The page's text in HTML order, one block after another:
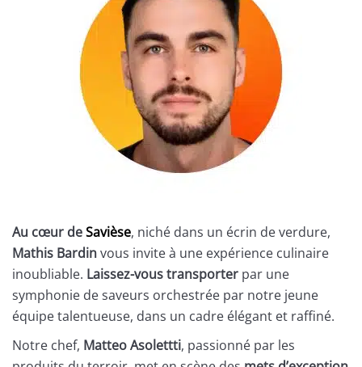
Au cœur deSavièse, niché dans un écrin de verdure,
Mathis Bardinvous invite à une expérience culinaire
inoubliable. Laissez-vous transporter par une
symphonie de saveurs orchestrée par notre jeune
équipe talentueuse, dans un cadre élégant et raffiné.
Notre chef, Matteo Asolettti, passionné par les